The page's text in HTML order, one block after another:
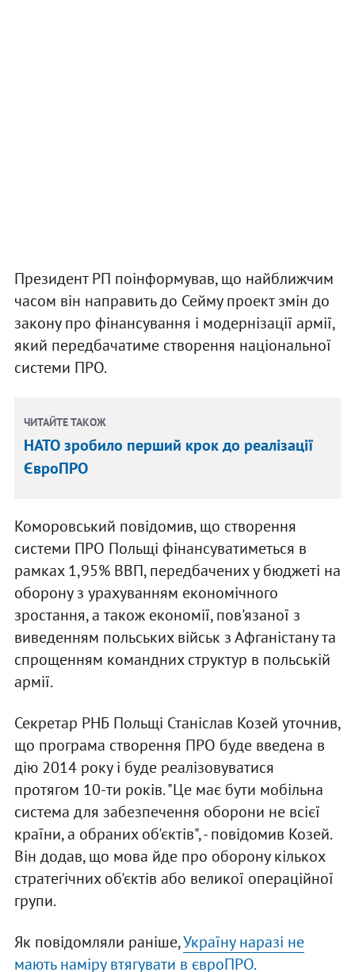
Президент РП поінформував, що найближчим
часом він направить до Сейму проект змін до
закону про фінансування і модернізації армії,
який передбачатиме створення національної
системи ПРО.
ЧИТАЙТЕ ТАКОЖ
НАТО зробило перший крок до реалізації
ЄвроПРО
Коморовський повідомив, що створення
системи ПРО Польщі фінансуватиметься в
рамках 1,95% ВВП, передбачених у бюджеті на
оборону з урахуванням економічного
зростання, а також економії, пов'язаної з
виведенням польських військ з Афганістану та
спрощенням командних структур в польській
армії.
Секретар РНБ Польщі Станіслав Козей уточнив,
що програма створення ПРО буде введена в
дію 2014 року і буде реалізовуватися
протягом 10-ти років. "Це має бути мобільна
система для забезпечення оборони не всієї
країни, а обраних об'єктів", - повідомив Козей.
Він додав, що мова йде про оборону кількох
стратегічних об'єктів або великої операційної
групи.
Як повідомляли раніше,Україну наразі не
мають наміру втягувати в євроПРО.